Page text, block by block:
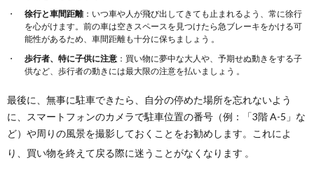
徐行と車間距離：いつ車や人が飛び出してきても止まれるよう、常に徐行
を心がけます。前の車は空きスペースを見つけたら急ブレーキをかける可
能性があるため、車間距離も十分に保ちましょう 。
歩行者、特に子供に注意 ：買い物に夢中な大人や、予期せぬ動きをする子
供など、歩行者の動きには最大限の注意を払いましょう 。
最後に、無事に駐車できたら、自分の停めた場所を忘れないよう
に、スマートフォンのカメラで駐車位置の番号（例：「3階 A-5」な
ど）や周りの風景を撮影しておくことをお勧めします。これによ
り、買い物を終えて戻る際に迷うことがなくなります 。